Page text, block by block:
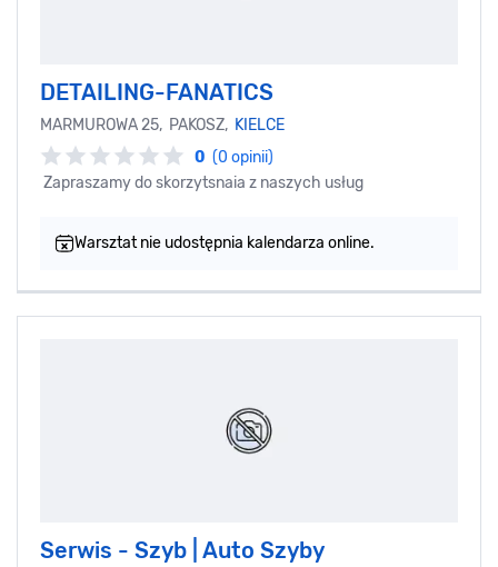
DETAILING-FANATICS
MARMUROWA 25, PAKOSZ, KIELCE
0 (0 opinii)
Zapraszamy do skorzytsnaia z naszych usług
Warsztat nie udostępnia kalendarza online.
Serwis - Szyb | Auto Szyby